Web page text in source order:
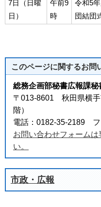
7日（日曜
日）
午前9
時
令和5
団結団
このページに関するお問
総務企画部秘書広報課秘
〒013-8601 秋田県横
階）
電話：0182-35-2189 フ
お問い合わせフォーム
い。
市政・広報